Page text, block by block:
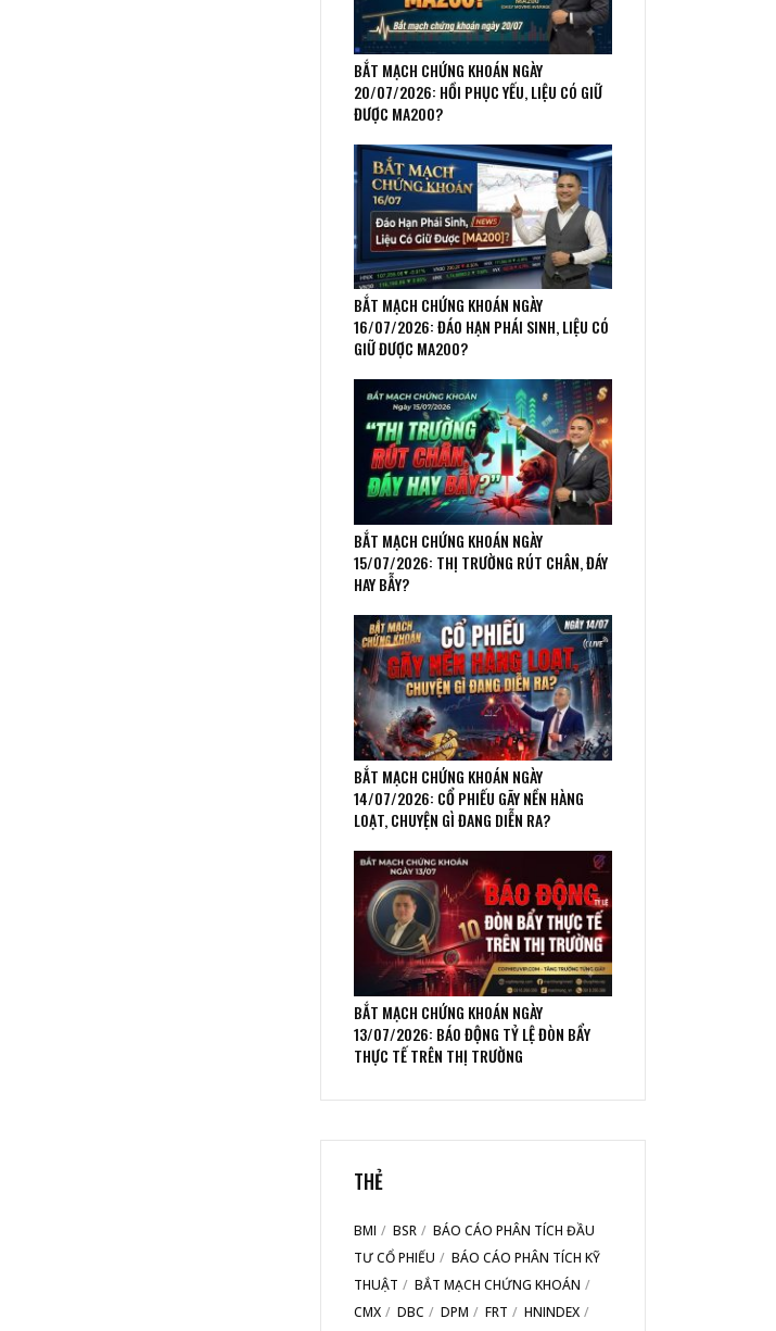
BẮT MẠCH CHỨNG KHOÁN NGÀY
20/07/2026: HỒI PHỤC YẾU, LIỆU CÓ GIỮ
ĐƯỢC MA200?
BẮT MẠCH CHỨNG KHOÁN NGÀY
16/07/2026: ĐÁO HẠN PHÁI SINH, LIỆU CÓ
GIỮ ĐƯỢC MA200?
BẮT MẠCH CHỨNG KHOÁN NGÀY
15/07/2026: THỊ TRƯỜNG RÚT CHÂN, ĐÁY
HAY BẪY?
BẮT MẠCH CHỨNG KHOÁN NGÀY
14/07/2026: CỔ PHIẾU GÃY NỀN HÀNG
LOẠT, CHUYỆN GÌ ĐANG DIỄN RA?
BẮT MẠCH CHỨNG KHOÁN NGÀY
13/07/2026: BÁO ĐỘNG TỶ LỆ ĐÒN BẨY
THỰC TẾ TRÊN THỊ TRƯỜNG
THẺ
BMI BSR
BÁO CÁO PHÂN TÍCH ĐẦU
TƯ CỔ PHIẾU
BÁO CÁO PHÂN TÍCH KỸ
THUẬT
BẮT MẠCH CHỨNG KHOÁN
CMX
DBC DPM FRT
HNINDEX